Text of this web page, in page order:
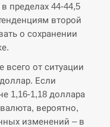
пределах 44-44,5
второй
о сохранении
всего от ситуации
Если
1,16-1,18 доллара
вероятно,
изменений – в